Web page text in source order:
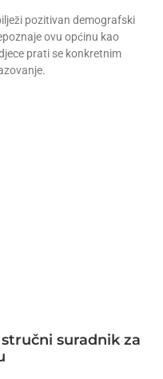
pozitivan demografski
ovu općinu kao
prati se konkretnim
suradnik za